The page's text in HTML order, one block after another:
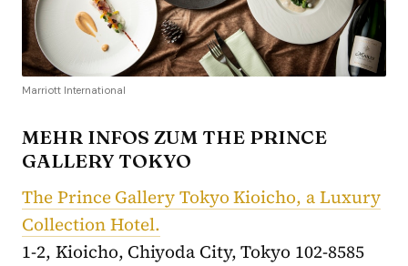
Marriott International
MEHR INFOS ZUM THE PRINCE
GALLERY TOKYO
The Prince Gallery Tokyo Kioicho, a Luxury
Collection Hotel.
1-2, Kioicho, Chiyoda City, Tokyo 102-8585